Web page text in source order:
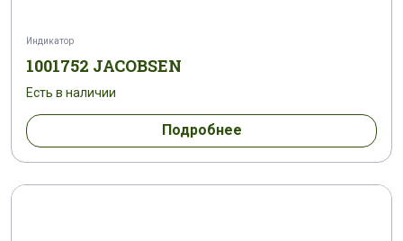
Индикатор
1001752 JACOBSEN
Есть в наличии
Подробнее